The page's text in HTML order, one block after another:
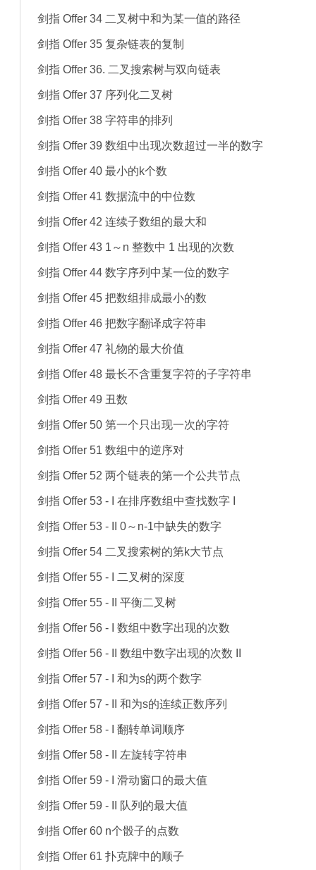
剑指 Offer 34 二叉树中和为某一值的路径
剑指 Offer 35 复杂链表的复制
剑指 Offer 36. 二叉搜索树与双向链表
剑指 Offer 37 序列化二叉树
剑指 Offer 38 字符串的排列
剑指 Offer 39 数组中出现次数超过一半的数字
剑指 Offer 40 最小的k个数
剑指 Offer 41 数据流中的中位数
剑指 Offer 42 连续子数组的最大和
剑指 Offer 43 1～n 整数中 1 出现的次数
剑指 Offer 44 数字序列中某一位的数字
剑指 Offer 45 把数组排成最小的数
剑指 Offer 46 把数字翻译成字符串
剑指 Offer 47 礼物的最大价值
剑指 Offer 48 最长不含重复字符的子字符串
剑指 Offer 49 丑数
剑指 Offer 50 第一个只出现一次的字符
剑指 Offer 51 数组中的逆序对
剑指 Offer 52 两个链表的第一个公共节点
剑指 Offer 53 - I 在排序数组中查找数字 I
剑指 Offer 53 - II 0～n-1中缺失的数字
剑指 Offer 54 二叉搜索树的第k大节点
剑指 Offer 55 - I 二叉树的深度
剑指 Offer 55 - II 平衡二叉树
剑指 Offer 56 - I 数组中数字出现的次数
剑指 Offer 56 - II 数组中数字出现的次数 II
剑指 Offer 57 - I 和为s的两个数字
剑指 Offer 57 - II 和为s的连续正数序列
剑指 Offer 58 - I 翻转单词顺序
剑指 Offer 58 - II 左旋转字符串
剑指 Offer 59 - I 滑动窗口的最大值
剑指 Offer 59 - II 队列的最大值
剑指 Offer 60 n个骰子的点数
剑指 Offer 61 扑克牌中的顺子